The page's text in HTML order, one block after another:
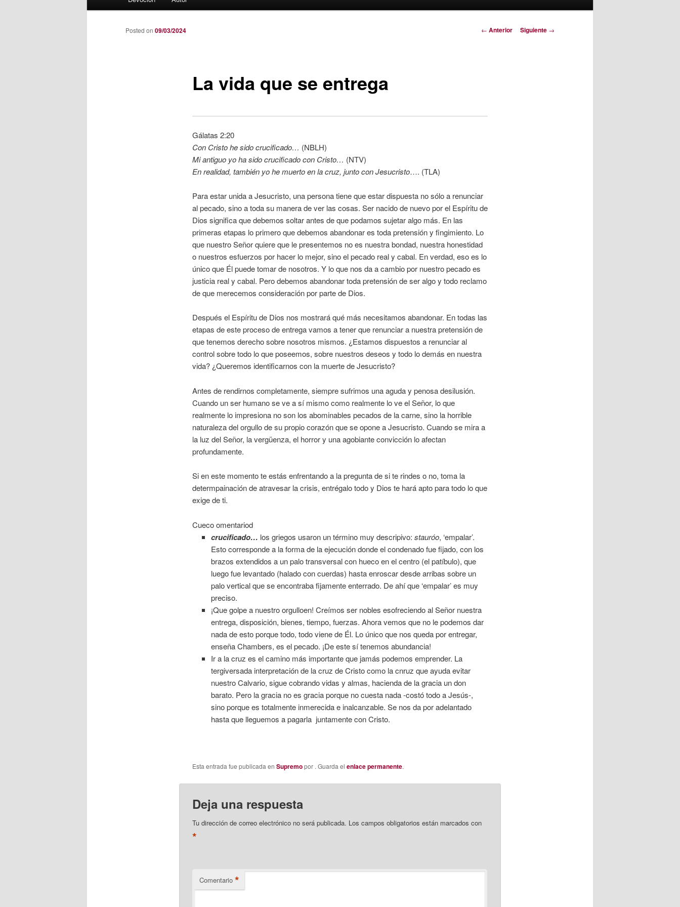
Navegación
← Anterior Siguiente →
La vida que se entrega
Posted on 09/03/2024
Gálatas 2:20
Con Cristo he sido crucificado… (NBLH)
Mi antiguo yo ha sido crucificado con Cristo… (NTV)
En realidad, también yo he muerto en la cruz, junto con Jesucristo…. (TLA)
Para estar unida a Jesucristo, una persona tiene que estar dispuesta no sólo a renunciar
al pecado, sino a toda su manera de ver las cosas. Ser nacido de nuevo por el Espíritu de
Dios significa que debemos soltar antes de que podamos sujetar algo más. En las
primeras etapas lo primero que debemos abandonar es toda pretensión y fingimiento. Lo
que nuestro Señor quiere que le presentemos no es nuestra bondad, nuestra honestidad
o nuestros esfuerzos por hacer lo mejor, sino el pecado real y cabal. En verdad, eso es lo
único que Él puede tomar de nosotros. Y lo que nos da a cambio por nuestro pecado es
justicia real y cabal. Pero debemos abandonar toda pretensión de ser algo y todo reclamo
de que merecemos consideración por parte de Dios.
Después el Espíritu de Dios nos mostrará qué más necesitamos abandonar. En todas las
etapas de este proceso de entrega vamos a tener que renunciar a nuestra pretensión de
que tenemos derecho sobre nosotros mismos. ¿Estamos dispuestos a renunciar al
control sobre todo lo que poseemos, sobre nuestros deseos y todo lo demás en nuestra
vida? ¿Queremos identificarnos con la muerte de Jesucristo?
Antes de rendirnos completamente, siempre sufrimos una aguda y penosa desilusión.
Cuando un ser humano se ve a sí mismo como realmente lo ve el Señor, lo que
realmente lo impresiona no son los abominables pecados de la carne, sino la horrible
naturaleza del orgullo de su propio corazón que se opone a Jesucristo. Cuando se mira a
la luz del Señor, la vergüenza, el horror y una agobiante convicción lo afectan
profundamente.
Si en este momento te estás enfrentando a la pregunta de si te rindes o no, toma la
determpainación de atravesar la crisis, entrégalo todo y Dios te hará apto para todo lo que
exige de ti.
Cueco omentariod
crucificado… los griegos usaron un término muy descripivo:stauróo, ‘empalar’.
Esto corresponde a la forma de la ejecución donde el condenado fue fijado, con los
brazos extendidos a un palo transversal con hueco en el centro (el patíbulo), que
luego fue levantado (halado con cuerdas) hasta enroscar desde arribas sobre un
palo vertical que se encontraba fijamente enterrado. De ahí que ‘empalar’ es muy
preciso.
¡Que golpe a nuestro orgulloen! Creímos ser nobles esofreciendo al Señor nuestra
entrega, disposición, bienes, tiempo, fuerzas. Ahora vemos que no le podemos dar
nada de esto porque todo, todo viene de Él. Lo único que nos queda por entregar,
enseña Chambers, es el pecado. ¡De este sí tenemos abundancia!
Ir a la cruz es el camino más importante que jamás podemos emprender. La
tergiversada interpretación de la cruz de Cristo como la cnruz que ayuda evitar
nuestro Calvario, sigue cobrando vidas y almas, hacienda de la gracia un don
barato. Pero la gracia no es gracia porque no cuesta nada -costó todo a Jesús-,
sino porque es totalmente inmerecida e inalcanzable. Se nos da por adelantado
hasta que lleguemos a pagarla juntamente con Cristo.
Esta entrada fue publicada en Supremopor . Guarda el enlace permanente.
Deja una respuesta
Tu dirección de correo electrónico no será publicada. Los campos obligatorios están marcados con
*
Comentario *